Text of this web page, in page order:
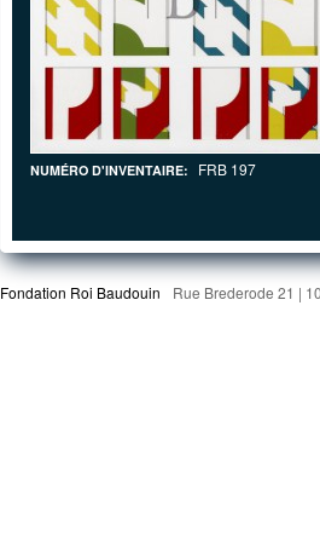
NUMÉRO D'INVENTAIRE: FRB 197
Fondation Roi Baudouin Rue Brederode 21 |